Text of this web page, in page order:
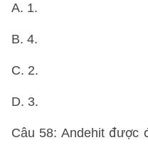
A. 1.
B. 4.
C. 2.
D. 3.
Câu 58: Andehit được